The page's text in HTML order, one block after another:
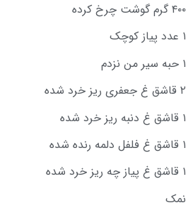
۴۰۰ گرم گوشت چرخ کرده
۱ عدد پیاز کوچک
۱ حبه سیر من نزدم
۲ قاشق غ جعفری ریز خرد شده
۱ قاشق غ دنبه ریز خرد شده
۱ قاشق غ فلفل دلمه رنده شده
۱ قاشق غ پیاز چه ریز خرد شده
نمک